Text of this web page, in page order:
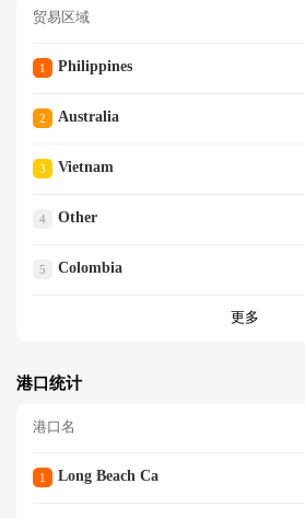
贸易区域
1 Philippines
2 Australia
3 Vietnam
4 Other
5 Colombia
更多
港口统计
港口名
1 Long Beach Ca